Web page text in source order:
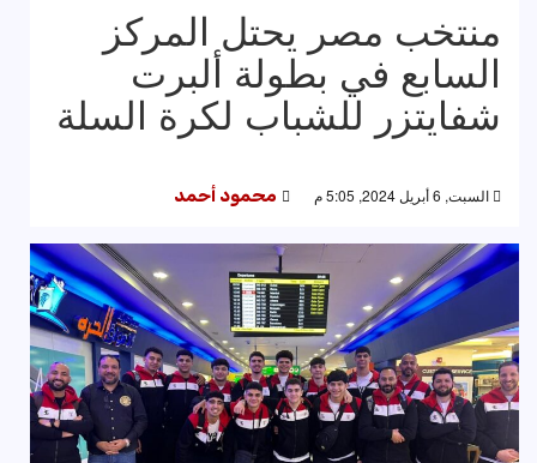
منتخب مصر يحتل المركز
السابع في بطولة ألبرت
شفايتزر للشباب لكرة السلة
السبت, 6 أبريل 2024, 5:05 م محمود أحمد